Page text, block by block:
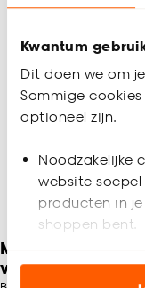
Kwantum
Dit doen we om
Sommige
optioneel zijn.
Noodzakelijke
website
producten in
shoppen bent.
Analytische
onze
die we daarvoor
Kosten die
en de uitvoering
Meld je aan en
volgende